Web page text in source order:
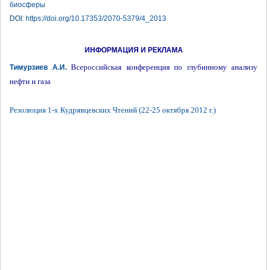
биосферы
DOI: https://doi.org/10.17353/2070-5379/4_2013
ИНФОРМАЦИЯ И РЕКЛАМА
Тимурзиев А.И. Всероссийская конференция по глубинному анализу
нефти и газа
Резолюция 1-х Кудрявцевских Чтений (22-25 октября 2012 г.)